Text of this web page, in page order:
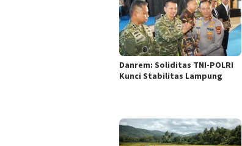
Danrem: Soliditas TNI-POLRI
Kunci Stabilitas Lampung